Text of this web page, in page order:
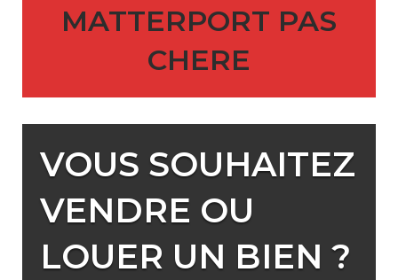
MATTERPORT PAS
CHERE
VOUS SOUHAITEZ
VENDRE OU
LOUER UN BIEN ?